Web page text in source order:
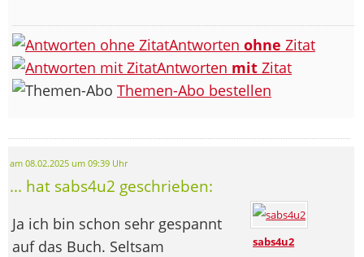
Antworten ohne Zitat
Antworten mit Zitat
Themen-Abo bestellen
am 08.02.2025 um 09:39 Uhr
... hat sabs4u2 geschrieben:
sabs4u2
Ja ich bin schon sehr gespannt
auf das Buch. Seltsam